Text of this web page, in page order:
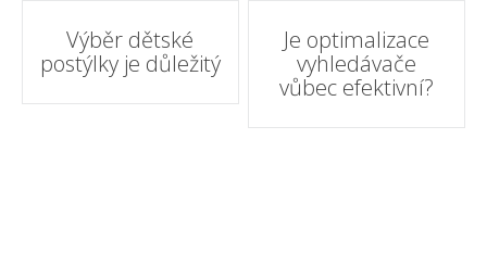
Post
navigation
Výběr dětské
postýlky je důležitý
Je optimalizace
vyhledávače
vůbec efektivní?